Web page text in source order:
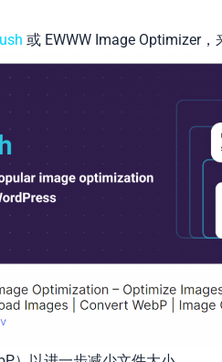
或 EWWW Image Optimizer